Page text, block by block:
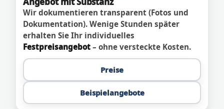
Wir dokumentieren transparent (Fotos und
Dokumentation). Wenige Stunden später
erhalten Sie Ihr individuelles
Festpreisangebot – ohne versteckte Kosten.
Preise
Beispielangebote